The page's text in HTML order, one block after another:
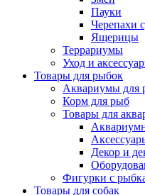
Пауки
Черепахи
Ящерицы
Террариумы
Уход и
Товары для рыбок
Аквариумы для
Корм для рыб
Товары для
Декор и
Фигурки с
Товары для собак